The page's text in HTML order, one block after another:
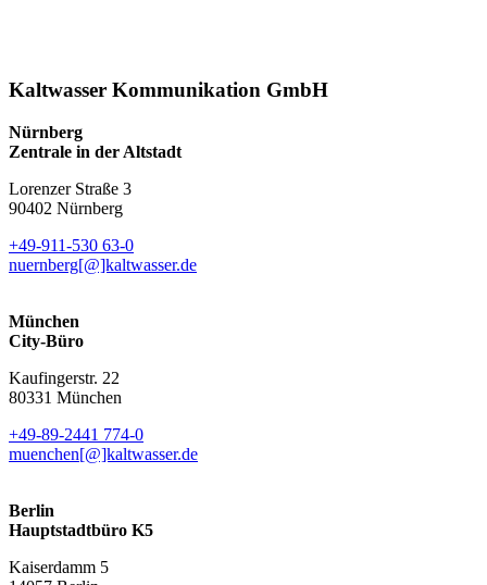
Kaltwasser Kommunikation GmbH
Nürnberg
Zentrale in der Altstadt
Lorenzer Straße 3
90402 Nürnberg
+49-911-530 63-0
nuernberg[@]kaltwasser.de
München
City-Büro
Kaufingerstr. 22
80331 München
+49-89-2441 774-0
muenchen[@]kaltwasser.de
Berlin
Hauptstadtbüro K5
Kaiserdamm 5